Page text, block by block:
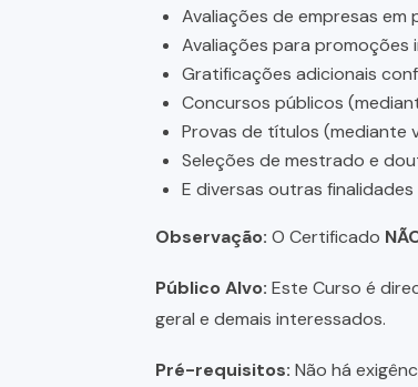
Avaliações de empresas
Avaliações para promoções
Gratificações adicionais
Concursos públicos
Provas de títulos (mediante
Seleções de mestrado e
E diversas outras finalidades
Observação: O Certificado
Público Alvo: Este Curso é
geral e demais interessados.
Pré-requisitos: Não há